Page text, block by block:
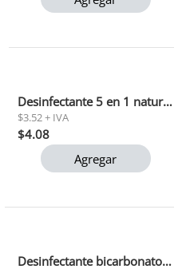
Desinfectante 5 en 1 naturaleza mr musculo 500 ml
$3.52 + IVA
$4.08
Agregar
Desinfectante bicarbonato naranja limon ajax 1 lt